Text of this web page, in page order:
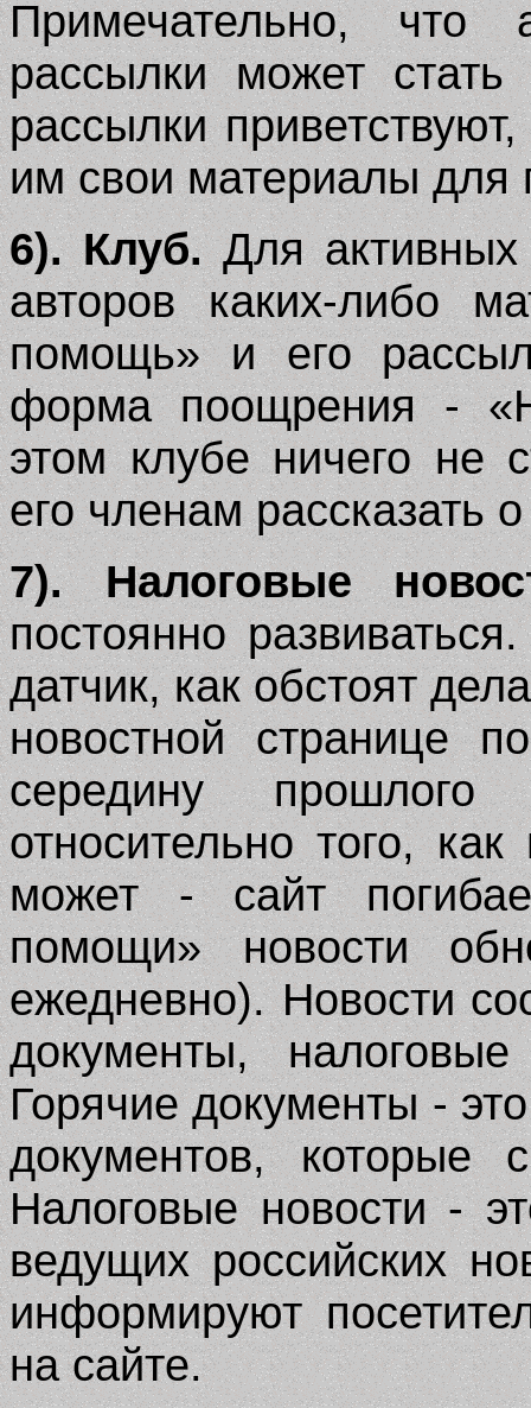
Примечательно, что
рассылки может
рассылки
им свои материалы для
6). Клуб.Для активных
авторов каких-либо
помощь» и его
форма поощрения -
этом клубе ничего не
его членам рассказать
7). Налоговые
постоянно
датчик, как обстоят
новостной странице
середину
относительно того,
может - сайт
помощи» новости
ежедневно). Новости
документы,
Горячие документы -
документов, которые
Налоговые новости -
ведущих российских
информируют
на сайте.